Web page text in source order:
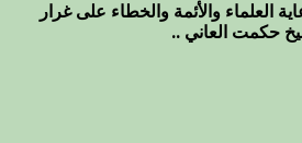
العلماء والأئمة والخطاء على غرار
حكمت العاني ..